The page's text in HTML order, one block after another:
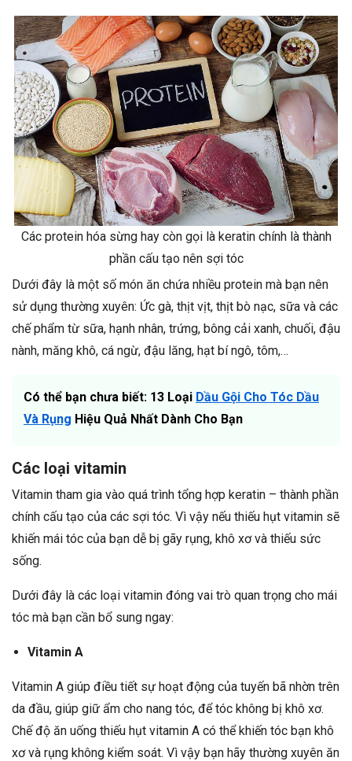
Các protein hóa sừng hay còn gọi là keratin chính là thành
phần cấu tạo nên sợi tóc
Dưới đây là một số món ăn chứa nhiều protein mà bạn nên
sử dụng thường xuyên: Ức gà, thịt vịt, thịt bò nạc, sữa và các
chế phẩm từ sữa, hạnh nhân, trứng, bông cải xanh, chuối, đậu
nành, măng khô, cá ngừ, đậu lăng, hạt bí ngô, tôm,…
Có thể bạn chưa biết: 13 Loại Dầu Gội Cho Tóc Dầu
Và Rụng Hiệu Quả Nhất Dành Cho Bạn
Các loại vitamin
Vitamin tham gia vào quá trình tổng hợp keratin – thành phần
chính cấu tạo của các sợi tóc. Vì vậy nếu thiếu hụt vitamin sẽ
khiến mái tóc của bạn dễ bị gãy rụng, khô xơ và thiếu sức
sống.
Dưới đây là các loại vitamin đóng vai trò quan trọng cho mái
tóc mà bạn cần bổ sung ngay:
Vitamin A
Vitamin A giúp điều tiết sự hoạt động của tuyến bã nhờn trên
da đầu, giúp giữ ẩm cho nang tóc, để tóc không bị khô xơ.
Chế độ ăn uống thiếu hụt vitamin A có thể khiến tóc bạn khô
xơ và rụng không kiểm soát. Vì vậy bạn hãy thường xuyên ăn